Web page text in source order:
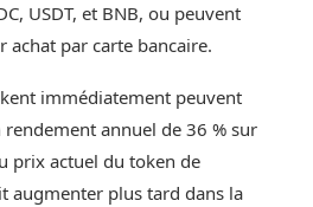
USDT, et BNB, ou peuvent
par carte bancaire.
immédiatement peuvent
annuel de 36 % sur
prix actuel du token de
augmenter plus tard dans la